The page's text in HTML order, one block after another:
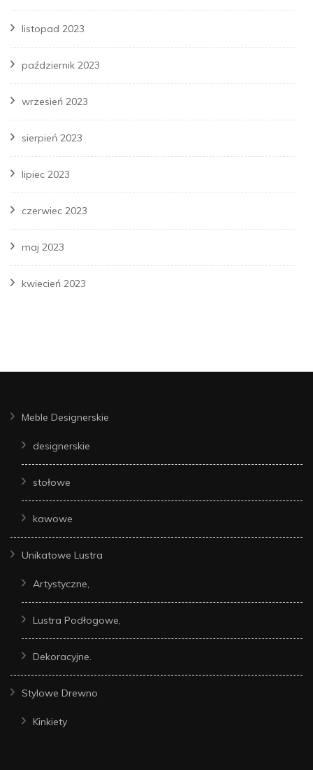
listopad 2023
październik 2023
wrzesień 2023
sierpień 2023
lipiec 2023
czerwiec 2023
maj 2023
kwiecień 2023
Meble Designerskie
designerskie
stołowe
kawowe
Unikatowe Lustra
Artystyczne,
Lustra Podłogowe,
Dekoracyjne.
Stylowe Drewno
Kinkiety